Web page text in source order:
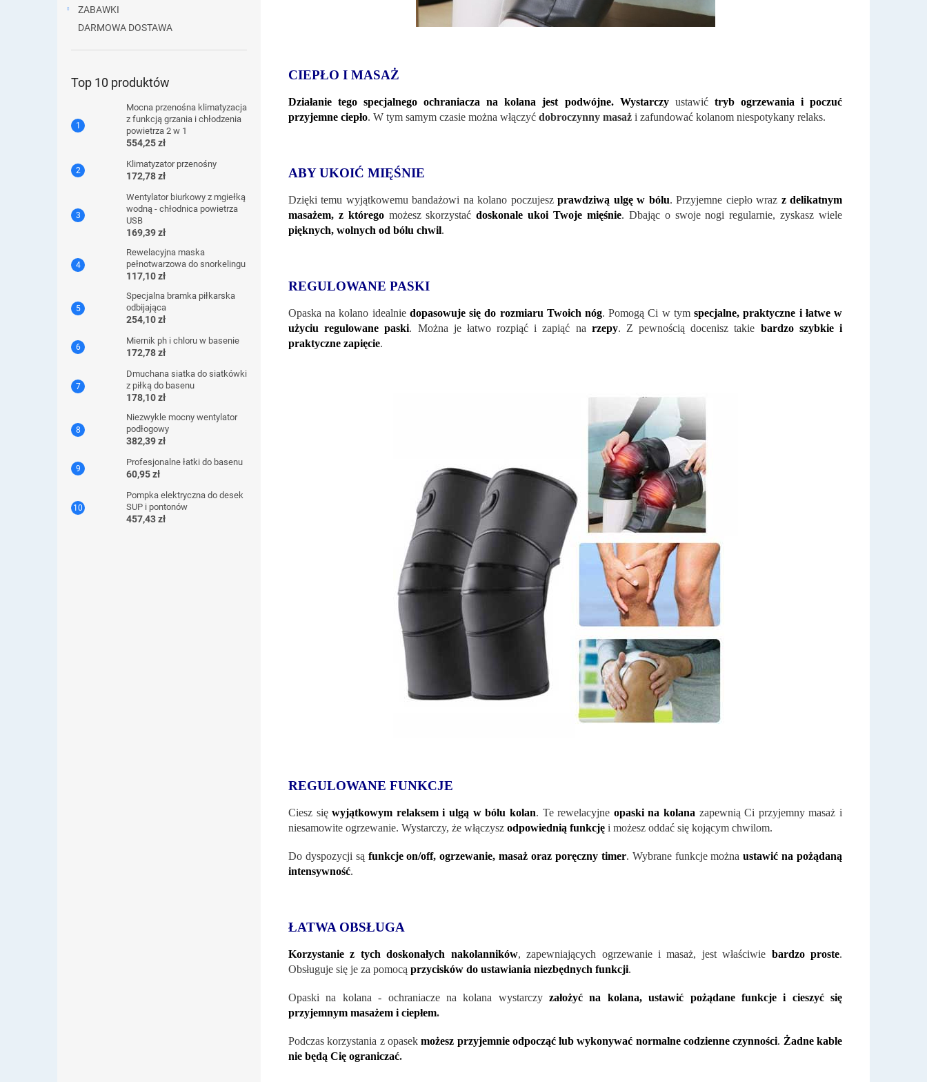
ZABAWKI
DARMOWA DOSTAWA
Top 10 produktów
Mocna przenośna klimatyzacja
z funkcją grzania i chłodzenia
powietrza 2 w 1
554,25 zł
Klimatyzator przenośny
172,78 zł
Wentylator biurkowy z mgiełką
wodną - chłodnica powietrza
USB
169,39 zł
Rewelacyjna maska ​​
pełnotwarzowa do snorkelingu
117,10 zł
Specjalna bramka piłkarska
odbijająca
254,10 zł
Miernik ph i chloru w basenie
172,78 zł
Dmuchana siatka do siatkówki
z piłką do basenu
178,10 zł
Niezwykle mocny wentylator
podłogowy
382,39 zł
Profesjonalne łatki do basenu
60,95 zł
Pompka elektryczna do desek
SUP i pontonów
457,43 zł
CIEPŁO I MASAŻ
Działanie tego specjalnego ochraniacza na kolana jest podwójne. Wystarczy ustawić tryb ogrzewania i poczuć
przyjemne ciepło. W tym samym czasie można włączyć dobroczynny masaż i zafundować kolanom niespotykany relaks.
ABY UKOIĆ MIĘŚNIE
Dzięki temu wyjątkowemu bandażowi na kolano poczujeszprawdziwą ulgę w bólu. Przyjemne ciepło wraz z delikatnym
masażem, z którego możesz skorzystać doskonale ukoi Twoje mięśnie. Dbając o swoje nogi regularnie, zyskasz wiele
pięknych, wolnych od bólu chwil.
REGULOWANE PASKI
Opaska na kolano idealnie dopasowuje się do rozmiaru Twoich nóg. Pomogą Ci w tymspecjalne, praktyczne i łatwe w
użyciu regulowane paski. Można je łatwo rozpiąć i zapiąć na rzepy. Z pewnością docenisz takie bardzo szybkie i
praktyczne zapięcie.
REGULOWANE FUNKCJE
Ciesz się wyjątkowym relaksem i ulgą w bólu kolan. Te rewelacyjne opaskina kolana zapewnią Ci przyjemny masaż i
niesamowite ogrzewanie. Wystarczy, że włączysz odpowiednią funkcję i możesz oddać się kojącym chwilom.
Do dyspozycji są funkcje on/off, ogrzewanie, masaż oraz poręczny timer. Wybrane funkcje możnaustawić na pożądaną
intensywność.
ŁATWA OBSŁUGA
Korzystanie z tych doskonałych nakolanników, zapewniających ogrzewanie i masaż, jest właściwie bardzo proste.
Obsługuje się je za pomocą przycisków do ustawiania niezbędnych funkcji.
Opaski na kolana - ochraniacze na kolana wystarczy założyć na kolana, ustawić pożądane funkcje i cieszyć się
przyjemnym masażem i ciepłem.
Podczas korzystania z opasekmożesz przyjemnie odpocząć lub wykonywać normalne codzienne czynności. Żadne kable
nie będą Cię ograniczać.